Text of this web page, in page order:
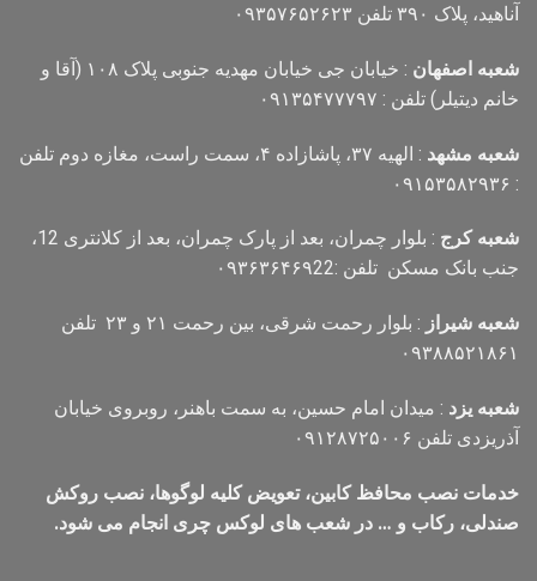
آناهید، پلاک ۳۹۰ تلفن ۰۹۳۵۷۶۵۲۶۲۳
شعبه اصفهان
: خیابان جی خیابان مهدیه جنوبی پلاک ۱۰۸ (آقا و
خانم دیتیلر) تلفن : ۰۹۱۳۵۴۷۷۷۹۷
شعبه مشهد
: الهیه ۳۷، پاشازاده ۴، سمت راست، مغازه دوم تلفن
: ۰۹۱۵۳۵۸۲۹۳۶
شعبه کرج
: بلوار چمران، بعد از پارک چمران، بعد از کلانتری 12،
جنب بانک مسکن تلفن :۰۹۳۶۳۶۴۶۹22
شعبه شیراز
: بلوار رحمت شرقی، بین رحمت ۲۱ و ۲۳ تلفن
۰۹۳۸۸۵۲۱۸۶۱
شعبه یزد : میدان امام حسین، به سمت باهنر، روبروی خیابان
آذریزدی تلفن ۰۹۱۲۸۷۲۵۰۰۶
خدمات نصب محافظ کابین، تعویض کلیه لوگوها، نصب روکش
صندلی، رکاب و … در شعب های لوکس چری انجام می شود.